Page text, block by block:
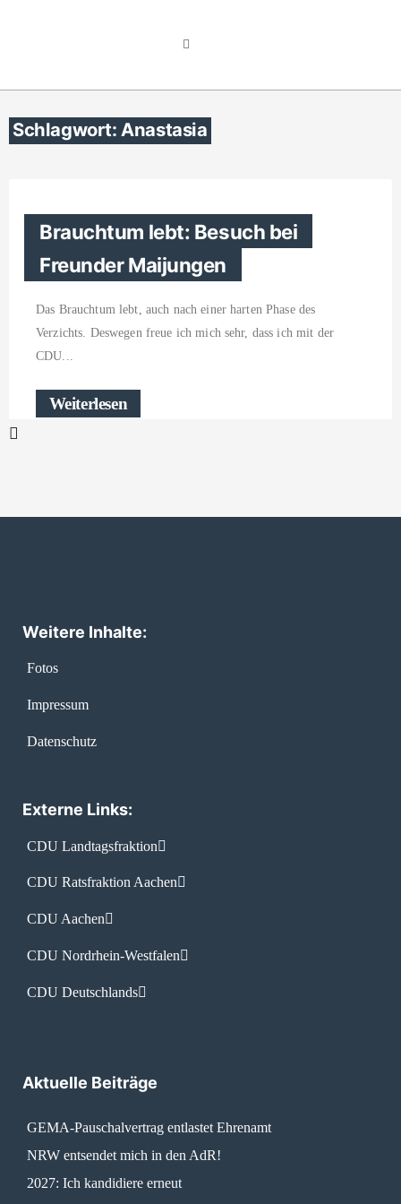
Schlagwort: Anastasia
Brauchtum lebt: Besuch bei
Freunder Maijungen
Das Brauchtum lebt, auch nach einer harten Phase des
Verzichts. Deswegen freue ich mich sehr, dass ich mit der
CDU
Weiterlesen
Weitere Inhalte:
Fotos
Impressum
Datenschutz
Externe Links:
CDU Landtagsfraktion
CDU Ratsfraktion Aachen
CDU Aachen
CDU Nordrhein-Westfalen
CDU Deutschlands
Aktuelle Beiträge
GEMA-Pauschalvertrag entlastet Ehrenamt
NRW entsendet mich in den AdR!
2027: Ich kandidiere erneut